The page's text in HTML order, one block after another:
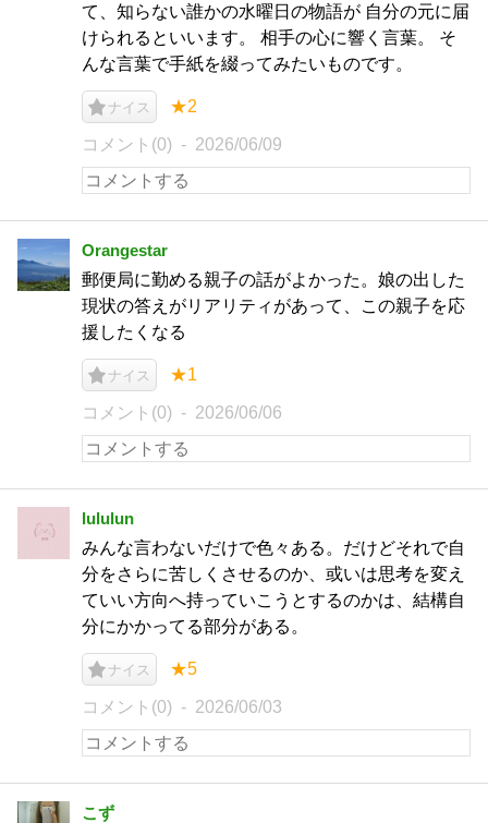
て、知らない誰かの水曜日の物語が 自分の元に届
けられるといいます。 相手の心に響く言葉。 そ
んな言葉で手紙を綴ってみたいものです。
ナイス ★2
コメント(0) 2026/06/09
Orangestar
郵便局に勤める親子の話がよかった。娘の出した
現状の答えがリアリティがあって、この親子を応
援したくなる
ナイス ★1
コメント(0) 2026/06/06
lululun
みんな言わないだけで色々ある。だけどそれで自
分をさらに苦しくさせるのか、或いは思考を変え
ていい方向へ持っていこうとするのかは、結構自
分にかかってる部分がある。
ナイス ★5
コメント(0) 2026/06/03
こず